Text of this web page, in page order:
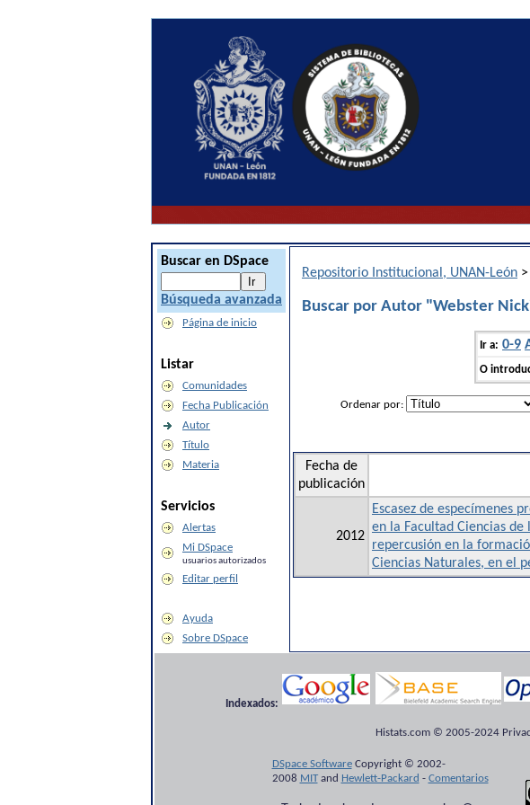
Buscar en DSpace
Búsqueda avanzada
Página de inicio
Listar
Comunidades
Fecha Publicación
Autor
Título
Materia
Servicios
Alertas
Mi DSpace
usuarios autorizados
Editar perfil
Ayuda
Sobre DSpace
Repositorio Institucional, UNAN-León >
Buscar por Autor "Webster
Ir a: 0-9
O
Ordenar por:
Fecha de
publicación
2012
Escasez de especímenes
en la Facultad Ciencias de
repercusión en la
Ciencias Naturales, en el
Indexados:
Histats.com © 2005-2024
DSpace SoftwareCopyright © 2002-
2008 MITand Hewlett-Packard - Comentarios